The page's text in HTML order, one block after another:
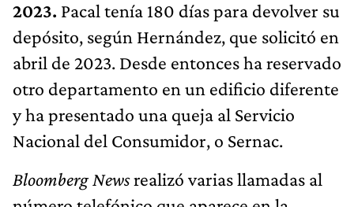
2023. Pacal tenía 180 días para devolver su
depósito, según Hernández, que solicitó en
abril de 2023. Desde entonces ha reservado
otro departamento en un edificio diferente
y ha presentado una queja al Servicio
Nacional del Consumidor, o Sernac.
Bloomberg Newsrealizó varias llamadas al